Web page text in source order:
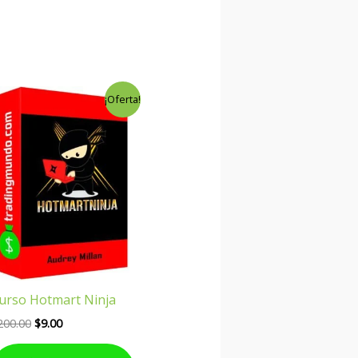
¡Oferta!
Hotmart Ninja
El
original
$200.00.
$9.00
El
actual
es:
$9.00.